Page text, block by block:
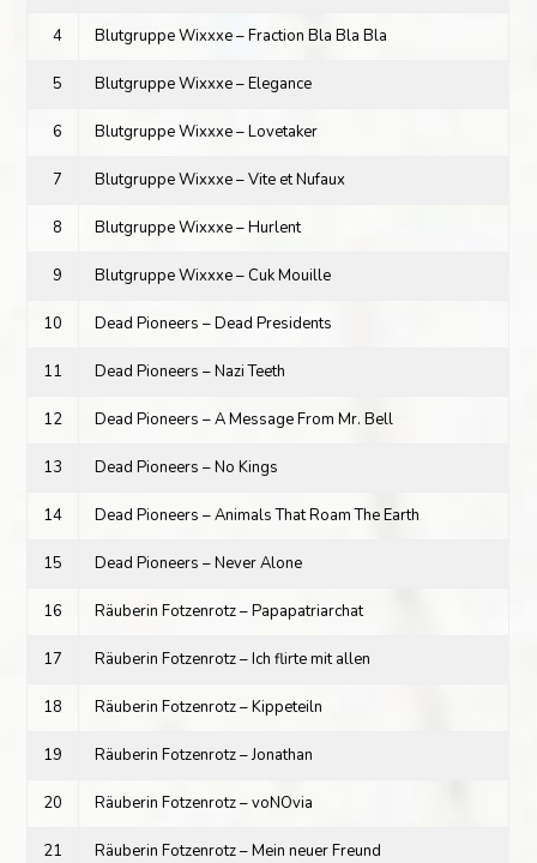
4 Blutgruppe Wixxxe – Fraction Bla Bla Bla
5 Blutgruppe Wixxxe – Elegance
6 Blutgruppe Wixxxe – Lovetaker
7 Blutgruppe Wixxxe – Vite et Nufaux
8 Blutgruppe Wixxxe – Hurlent
9 Blutgruppe Wixxxe – Cuk Mouille
10 Dead Pioneers – Dead Presidents
11 Dead Pioneers – Nazi Teeth
12 Dead Pioneers – A Message From Mr. Bell
13 Dead Pioneers – No Kings
14 Dead Pioneers – Animals That Roam The Earth
15 Dead Pioneers – Never Alone
16 Räuberin Fotzenrotz – Papapatriarchat
17 Räuberin Fotzenrotz – Ich flirte mit allen
18 Räuberin Fotzenrotz – Kippeteiln
19 Räuberin Fotzenrotz – Jonathan
20 Räuberin Fotzenrotz – voNOvia
21 Räuberin Fotzenrotz – Mein neuer Freund